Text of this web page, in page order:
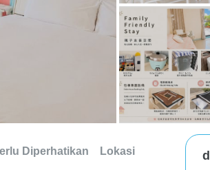
Diperhatikan Lokasi